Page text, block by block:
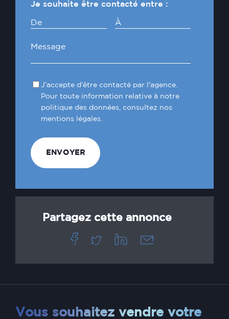
Je souhaite être contacté entre :
De À
J’accepte d’être contacté par l'agence.
Pour toute information relative à notre
politique des données, consultez nos
mentions légales.
Partagez cette annonce
Vous souhaitez vendre votre